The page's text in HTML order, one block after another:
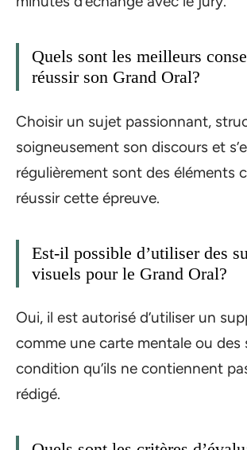
Quels sont les meilleurs
réussir son Grand Oral?
Choisir un sujet passionnant,
soigneusement son discours et
régulièrement sont des éléments
réussir cette épreuve.
Est-il possible d’utiliser des
visuels pour le Grand Oral?
Oui, il est autorisé d’utiliser un
comme une carte mentale ou des
condition qu’ils ne contiennent
rédigé.